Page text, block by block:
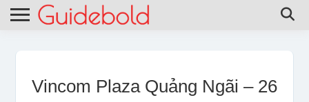
Vincom Plaza Quảng Ngãi – 26